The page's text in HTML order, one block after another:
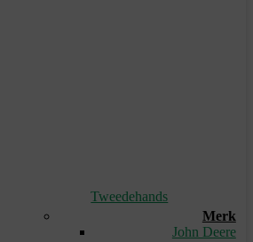
Tweedehands
Merk
John Deere